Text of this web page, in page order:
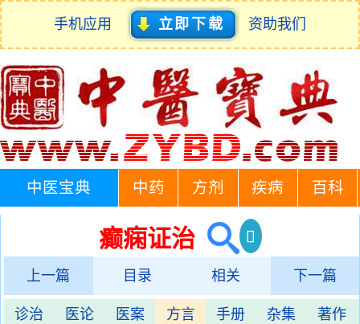
手机应用 立即下载 资助我们
中医宝典 中药 方剂 疾病 百科
癫痫证治
上一篇 目录 相关 下一篇
诊治 医论 医案 方言 手册 杂集 著作